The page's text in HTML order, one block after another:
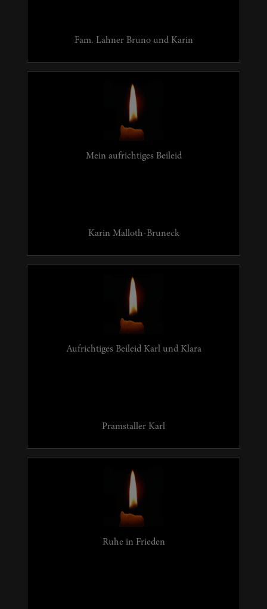
Fam. Lahner Bruno und Karin
Mein aufrichtiges Beileid
Karin Malloth-Bruneck
Aufrichtiges Beileid Karl und Klara
Pramstaller Karl
Ruhe in Frieden